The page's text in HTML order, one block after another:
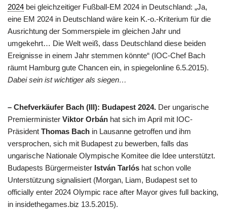
2024 bei gleichzeitiger Fußball-EM 2024 in Deutschland: „Ja,
eine EM 2024 in Deutschland wäre kein K.-o.-Kriterium für die
Ausrichtung der Sommerspiele im gleichen Jahr und
umgekehrt… Die Welt weiß, dass Deutschland diese beiden
Ereignisse in einem Jahr stemmen könnte“ (IOC-Chef Bach
räumt Hamburg gute Chancen ein, in spiegelonline 6.5.2015).
Dabei sein ist wichtiger als siegen…
– Chefverkäufer Bach (III): Budapest 2024. Der ungarische
Premierminister Viktor Orbán hat sich im April mit IOC-
Präsident Thomas Bach in Lausanne getroffen und ihm
versprochen, sich mit Budapest zu bewerben, falls das
ungarische Nationale Olympische Komitee die Idee unterstützt.
Budapests Bürgermeister István Tarlós hat schon volle
Unterstützung signalisiert (Morgan, Liam, Budapest set to
officially enter 2024 Olympic race after Mayor gives full backing,
in insidethegames.biz 13.5.2015).